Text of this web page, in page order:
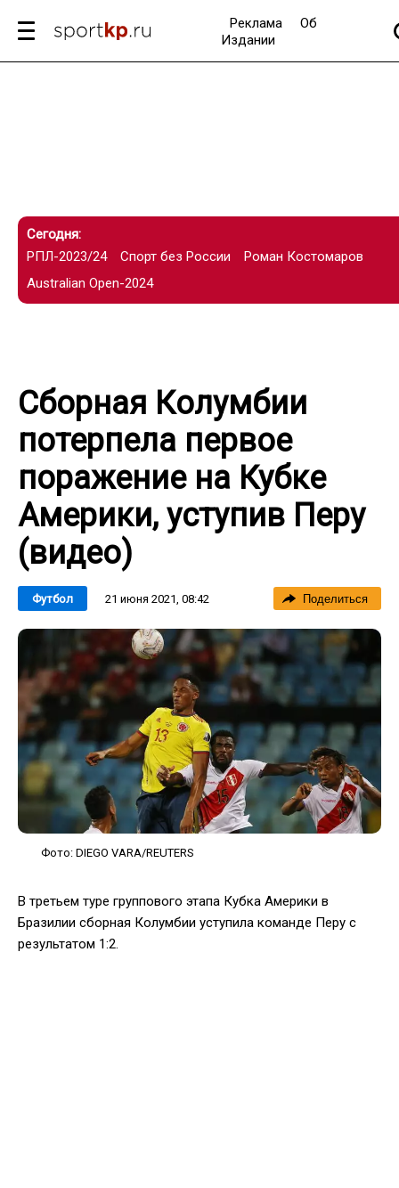
Реклама
Об
Издании
Сегодня:
РПЛ-2023/24
Спорт без России
Роман Костомаров
Australian Open-2024
Сборная Колумбии
потерпела первое
поражение на Кубке
Америки, уступив Перу
(видео)
Футбол 21 июня 2021, 08:42 Поделиться
Фото: DIEGO VARA/REUTERS
В третьем туре группового этапа Кубка Америки в
Бразилии сборная Колумбии уступила команде Перу с
результатом 1:2.